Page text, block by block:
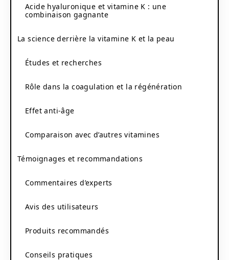
Acide hyaluronique et vitamine K : une
combinaison gagnante
La science derrière la vitamine K et la peau
Études et recherches
Rôle dans la coagulation et la régénération
Effet anti-âge
Comparaison avec d’autres vitamines
Témoignages et recommandations
Commentaires d’experts
Avis des utilisateurs
Produits recommandés
Conseils pratiques